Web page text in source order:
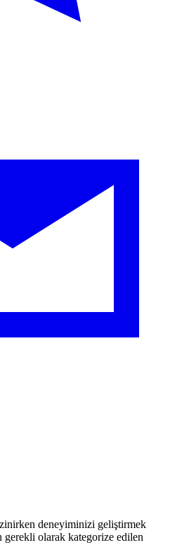
deneyiminizi geliştirmek
gerekli olarak kategorize edilen